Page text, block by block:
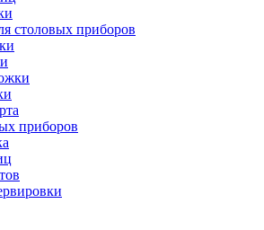
столовых приборов
приборов